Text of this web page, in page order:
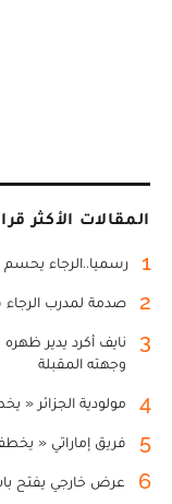
المقالات الأكثر
1 رسميا..الرجاء يحسم
2 صدمة لمدرب الرجاء
3
نايف أكرد يدير ظهره
وجهته المقبلة
4 مولودية الجزائر «
5 فريق إماراتي «
6 عرض خارجي يفتح باب